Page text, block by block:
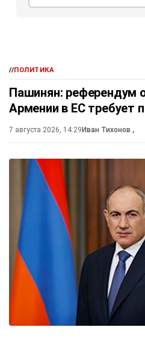
//ПОЛИТИКА
Пашинян: референдум
Армении в ЕС требует
7 августа 2026, 14:29Иван Тихонов ,